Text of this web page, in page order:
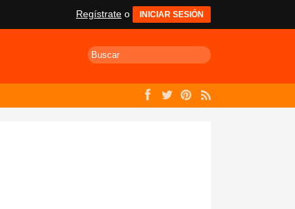
Regístrate o INICIAR SESIÓN